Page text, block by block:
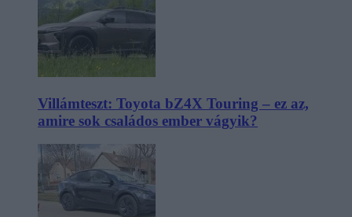
Villámteszt: Toyota bZ4X Touring – ez az,
amire sok családos ember vágyik?